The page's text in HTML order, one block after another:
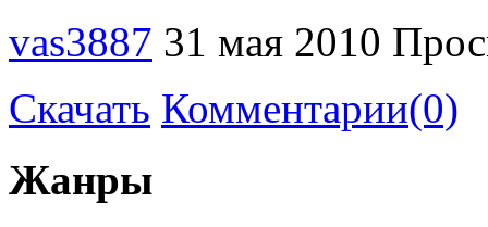
vas3887 31 мая 2010
Скачать Комментарии(0)
Жанры